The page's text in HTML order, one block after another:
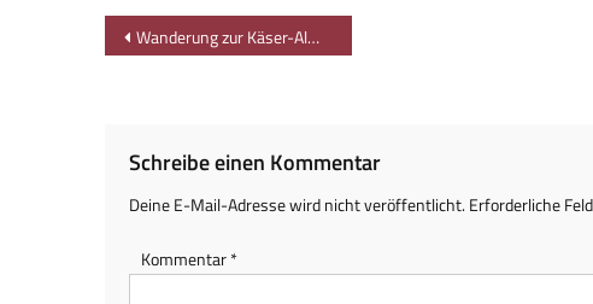
Beitragsnavigation
Wanderung zur Käser-Alm, Samerberg
Schreibe einen Kommentar
Deine E-Mail-Adresse wird nicht veröffentlicht. Erforderliche
Kommentar*